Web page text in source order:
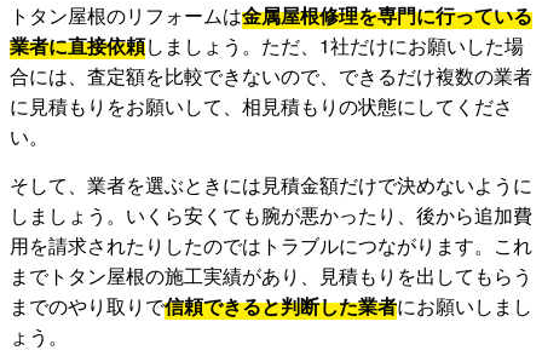
トタン屋根のリフォームは金属屋根修理を専門に行っている
業者に直接依頼しましょう。ただ、1社だけにお願いした場
合には、査定額を比較できないので、できるだけ複数の業者
に見積もりをお願いして、相見積もりの状態にしてくださ
い。
そして、業者を選ぶときには見積金額だけで決めないように
しましょう。いくら安くても腕が悪かったり、後から追加費
用を請求されたりしたのではトラブルにつながります。これ
までトタン屋根の施工実績があり、見積もりを出してもらう
までのやり取りで信頼できると判断した業者にお願いしまし
ょう。